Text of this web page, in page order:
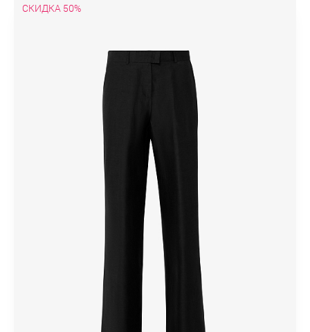
СКИДКА 50%